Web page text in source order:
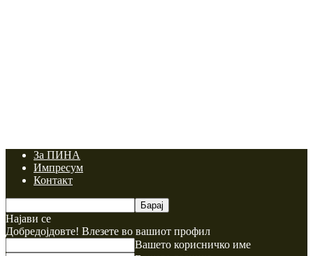
За ПИНА
Импресум
Контакт
Најави се
Добредојдовте! Влезете во вашиот профил
Вашето корисничко име